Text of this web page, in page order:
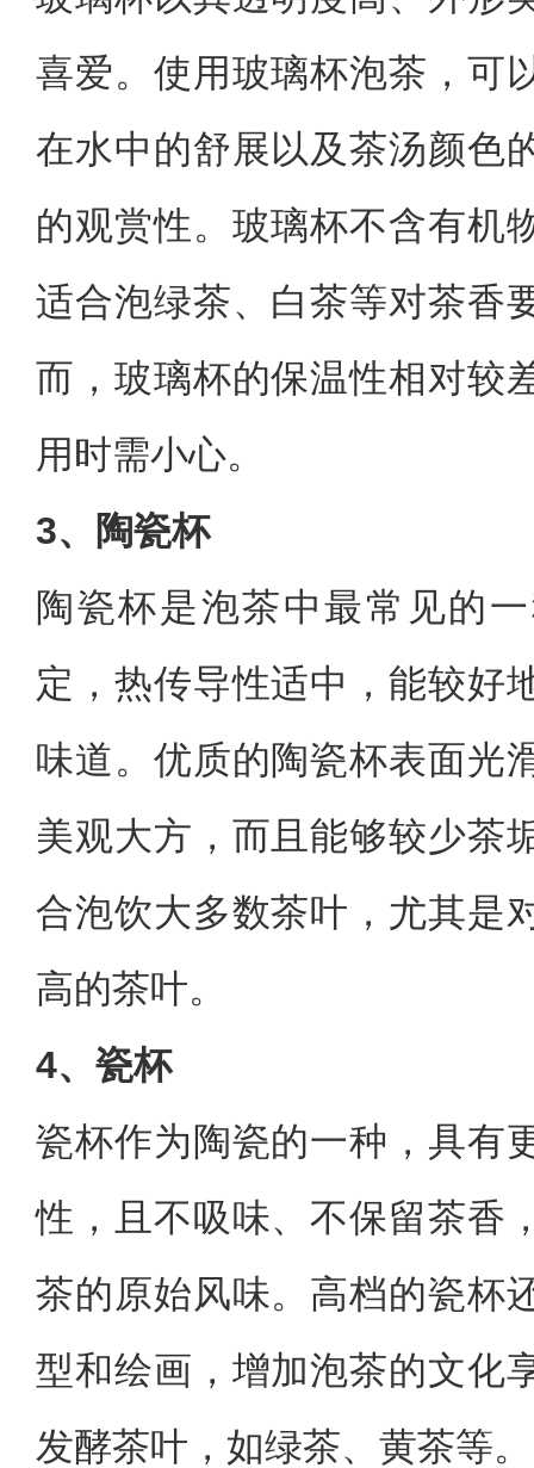
喜爱。使用玻璃杯泡茶，可
在水中的舒展以及茶汤颜色
的观赏性。玻璃杯不含有机
适合泡绿茶、白茶等对茶香
而，玻璃杯的保温性相对较
用时需小心。
3、陶瓷杯
陶瓷杯是泡茶中最常见的
定，热传导性适中，能较好
味道。优质的陶瓷杯表面光
美观大方，而且能够较少茶
合泡饮大多数茶叶，尤其是
高的茶叶。
4、瓷杯
瓷杯作为陶瓷的一种，具有
性，且不吸味、不保留茶香
茶的原始风味。高档的瓷杯
型和绘画，增加泡茶的文化
发酵茶叶，如绿茶、黄茶等。